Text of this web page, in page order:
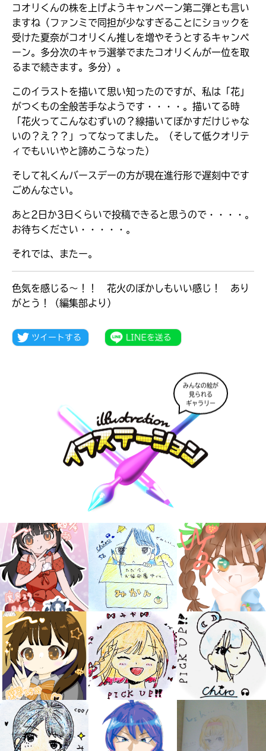
本を飛び出して
みんなとおしゃべり
シリーズに
キミノラジオ配信中！
いろんな動画が
見られる
コオリくんの株を上げようキャンペーン第二弾とも言い
ますね（ファンミで同担が少なすぎることにショックを
受けた夏奈がコオリくん推しを増やそうとするキャンペ
ーン。多分次のキャラ選挙でまたコオリくんが一位を取
るまで続きます。多分）。
このイラストを描いて思い知ったのですが、私は「花」
がつくもの全般苦手なようです・・・・。描いてる時
「花火ってこんなむずいの？線描いてぼかすだけじゃな
いの？え？？」ってなってました。（そして低クオリテ
ィでもいいやと諦めこうなった）
そして礼くんバースデーの方が現在進行形で遅刻中です
ごめんなさい。
あと2日か3日くらいで投稿できると思うので・・・・。
お待ちください・・・・・。
それでは、またー。
色気を感じる～！！ 花火のぼかしもいい感じ！ あり
がとう！（編集部より）
みんなの絵が
見られる
ギャラリー